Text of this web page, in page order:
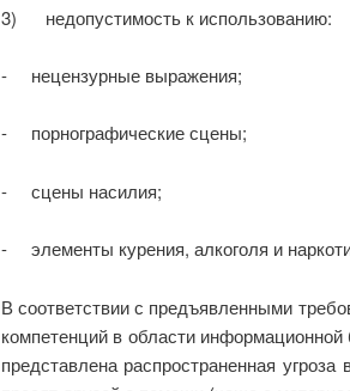
3) недопустимость к использованию:
- нецензурные выражения;
- порнографические сцены;
- сцены насилия;
- элементы курения, алкоголя и
В соответствии с предъявленными
компетенций в области
представлена распространенная